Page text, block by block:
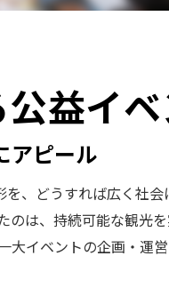
益イ
アピール
を、どうすれば広く社
は、持続可能な観光
大イベントの企画・運